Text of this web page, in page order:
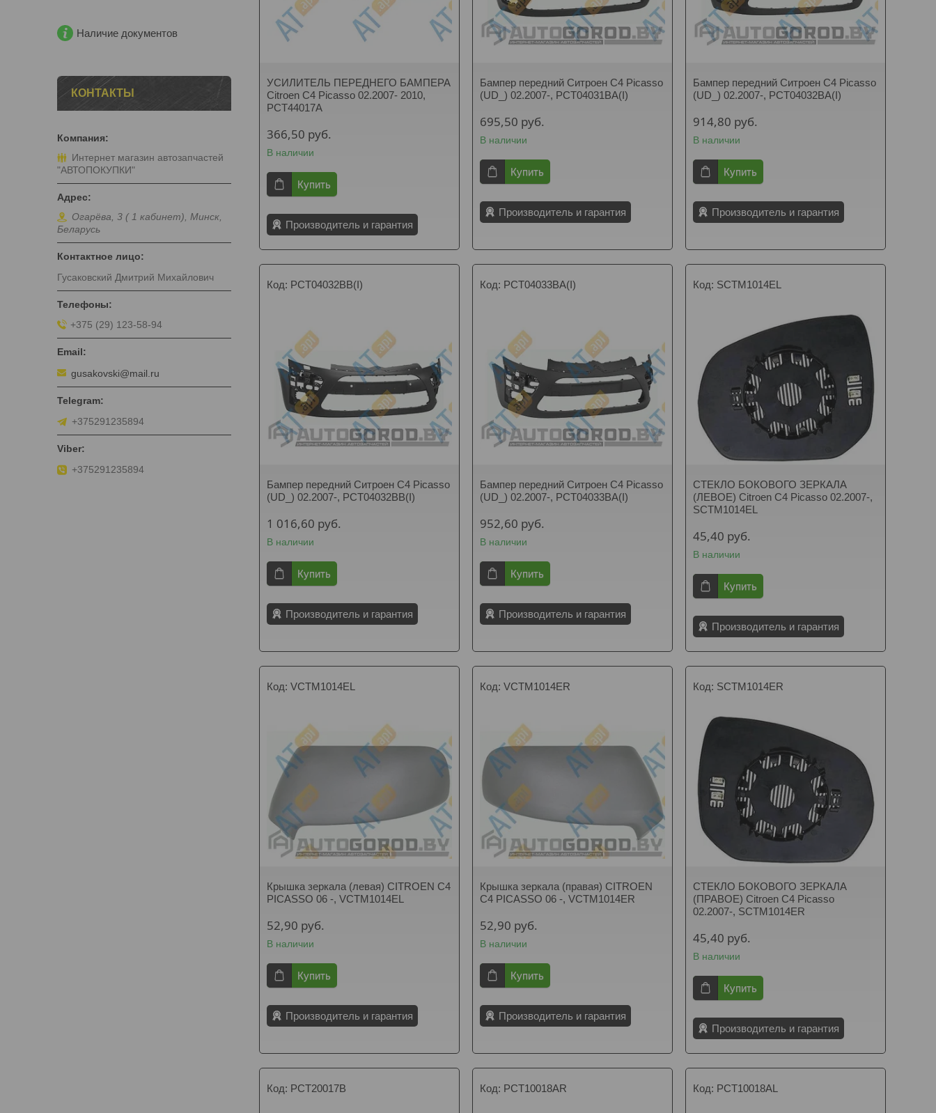
УСИЛИТЕЛЬ ПЕРЕДНЕГО БАМПЕРА
Citroen C4 Picasso 02.2007- 2010,
PCT44017A
366,50 руб.
В наличии
Купить
Производитель и гарантия
Бампер передний Ситроен C4 Picasso
(UD_) 02.2007-, PCT04031BA(I)
695,50 руб.
В наличии
Купить
Производитель и гарантия
Бампер передний Ситроен C4 Picasso
(UD_) 02.2007-, PCT04032BA(I)
914,80 руб.
В наличии
Купить
Производитель и гарантия
PCT04032BB(I)
Бампер передний Ситроен C4 Picasso
(UD_) 02.2007-, PCT04032BB(I)
1 016,60 руб.
В наличии
Купить
Производитель и гарантия
PCT04033BA(I)
Бампер передний Ситроен C4 Picasso
(UD_) 02.2007-, PCT04033BA(I)
952,60 руб.
В наличии
Купить
Производитель и гарантия
SCTM1014EL
СТЕКЛО БОКОВОГО ЗЕРКАЛА
(ЛЕВОЕ) Citroen C4 Picasso 02.2007-,
SCTM1014EL
45,40 руб.
В наличии
Купить
Производитель и гарантия
VCTM1014EL
Крышка зеркала (левая) CITROEN C4
PICASSO 06 -, VCTM1014EL
52,90 руб.
В наличии
Купить
Производитель и гарантия
VCTM1014ER
Крышка зеркала (правая) CITROEN
C4 PICASSO 06 -, VCTM1014ER
52,90 руб.
В наличии
Купить
Производитель и гарантия
SCTM1014ER
СТЕКЛО БОКОВОГО ЗЕРКАЛА
(ПРАВОЕ) Citroen C4 Picasso
02.2007-, SCTM1014ER
45,40 руб.
В наличии
Купить
Производитель и гарантия
PCT20017B PCT10018AR PCT10018AL
Наличие документов
КОНТАКТЫ
Интернет магазин автозапчастей
"АВТОПОКУПКИ"
Огарёва, 3 ( 1 кабинет), Минск,
Беларусь
Гусаковский Дмитрий Михайлович
+375 (29) 123-58-94
gusakovski@mail.ru
+375291235894
+375291235894